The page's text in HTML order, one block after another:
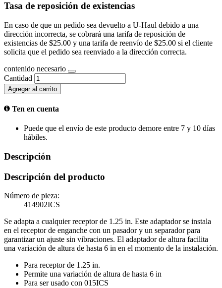
Tasa de reposición de existencias
En caso de que un pedido sea devuelto a U-Haul debido a una
dirección incorrecta, se cobrará una tarifa de reposición de
existencias de $25.00 y una tarifa de reenvío de $25.00 si el cliente
solicita que el pedido sea reenviado a la dirección correcta.
contenido necesario
Cantidad
Agregar al carrito
Ten en cuenta
Puede que el envío de este producto demore entre 7 y 10 días
hábiles.
Descripción
Descripción del producto
Número de pieza:
414902ICS
Se adapta a cualquier receptor de 1.25 in. Este adaptador se instala
en el receptor de enganche con un pasador y un separador para
garantizar un ajuste sin vibraciones. El adaptador de altura facilita
una variación de altura de hasta 6 in en el momento de la instalación.
Para receptor de 1.25 in.
Permite una variación de altura de hasta 6 in
Para ser usado con 015ICS